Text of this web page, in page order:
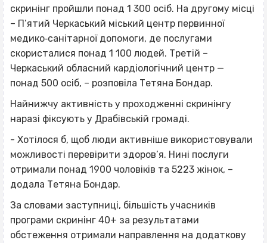
скринінг пройшли понад 1 300 осіб. На другому місці
– П’ятий Черкаський міський центр первинної
медико‐санітарної допомоги, де послугами
скористалися понад 1 100 людей. Третій –
Черкаський обласний кардіологічний центр —
понад 500 осіб, – розповіла Тетяна Бондар.
Найнижчу активність у проходженні скринінгу
наразі фіксують у Драбівській громаді.
- Хотілося б, щоб люди активніше використовували
можливості перевірити здоров’я. Нині послуги
отримали понад 1900 чоловіків та 5223 жінок, –
додала Тетяна Бондар.
За словами заступниці, більшість учасників
програми скринінг 40+ за результатами
обстеження отримали направлення на додаткову